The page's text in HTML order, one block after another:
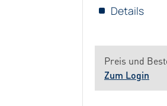
Details
Preis und
Zum Login